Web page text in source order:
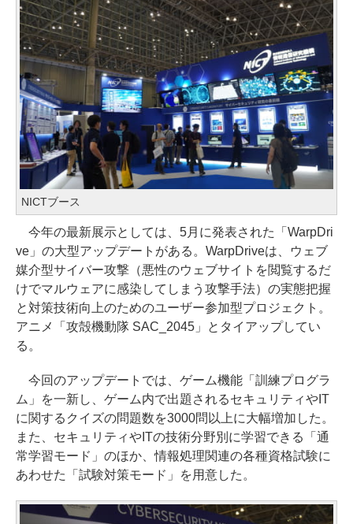
NICTブース
今年の最新展示としては、5月に発表された「WarpDri
ve」の大型アップデートがある。WarpDriveは、ウェブ
媒介型サイバー攻撃（悪性のウェブサイトを閲覧するだ
けでマルウェアに感染してしまう攻撃手法）の実態把握
と対策技術向上のためのユーザー参加型プロジェクト。
アニメ「攻殻機動隊 SAC_2045」とタイアップしてい
る。
今回のアップデートでは、ゲーム機能「訓練プログラ
ム」を一新し、ゲーム内で出題されるセキュリティやIT
に関するクイズの問題数を3000問以上に大幅増加した。
また、セキュリティやITの技術分野別に学習できる「通
常学習モード」のほか、情報処理関連の各種資格試験に
あわせた「試験対策モード」を用意した。